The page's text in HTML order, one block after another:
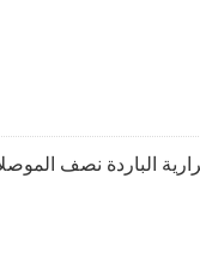
الباردة نصف